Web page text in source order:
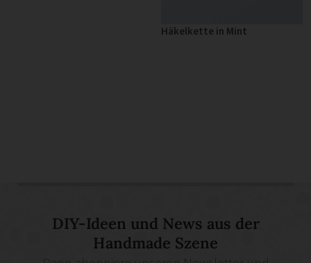
Häkelkette in Mint
DIY-Ideen und News aus der
Handmade Szene